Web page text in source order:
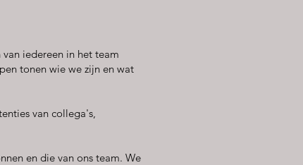
iedereen in het team
tonen wie we zijn en wat
van collega's,
en die van ons team. We